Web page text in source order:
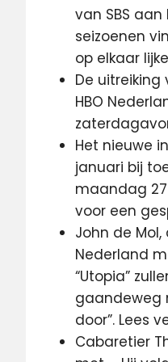
van SBS
seizoenen
op elkaar
De uitreiking
HBO
Het nieuwe
januari bij
maandag
voor een
John de Mol,
Nederland
“Utopia”
gaandeweg
door”. Lees
Cabaretier